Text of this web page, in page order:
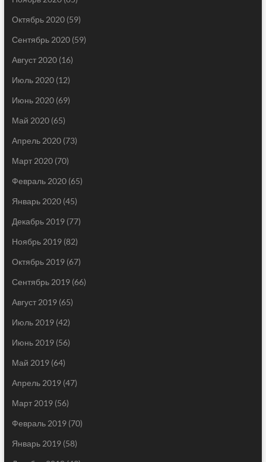
Октябрь 2020(59)
Сентябрь 2020(59)
Август 2020(16)
Июль 2020(12)
Июнь 2020(69)
Май 2020(65)
Апрель 2020(73)
Март 2020(70)
Февраль 2020(65)
Январь 2020(45)
Декабрь 2019(77)
Ноябрь 2019(82)
Октябрь 2019(67)
Сентябрь 2019(66)
Август 2019(65)
Июль 2019(42)
Июнь 2019(56)
Май 2019(64)
Апрель 2019(47)
Март 2019(56)
Февраль 2019(70)
Январь 2019(58)